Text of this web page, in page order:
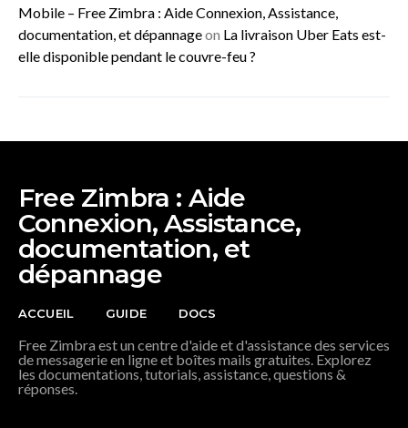
Mobile – Free Zimbra : Aide Connexion, Assistance,
documentation, et dépannageon La livraison Uber Eats est-
elle disponible pendant le couvre-feu ?
Free Zimbra : Aide
Connexion, Assistance,
documentation, et
dépannage
ACCUEIL GUIDE DOCS
Free Zimbra est un centre d'aide et d'assistance des services
de messagerie en ligne et boîtes mails gratuites. Explorez
les documentations, tutorials, assistance, questions &
réponses.